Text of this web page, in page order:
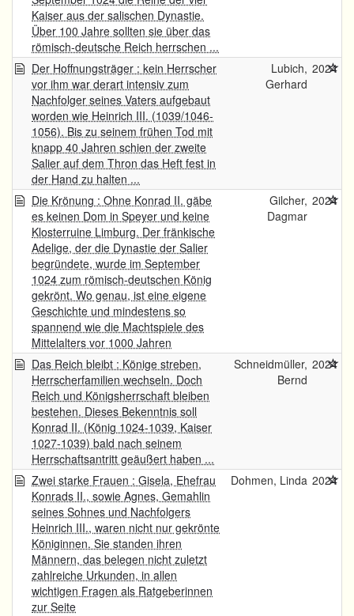
Kaiser aus der salischen Dynastie.
Über 100 Jahre sollten sie über das
römisch-deutsche Reich herrschen ...
Der Hoffnungsträger : kein Herrscher
vor ihm war derart intensiv zum
Nachfolger seines Vaters aufgebaut
worden wie Heinrich III. (1039/1046-
1056). Bis zu seinem frühen Tod mit
knapp 40 Jahren schien der zweite
Salier auf dem Thron das Heft fest in
der Hand zu halten ...
Lubich,
Gerhard
2024
Die Krönung : Ohne Konrad II. gäbe
es keinen Dom in Speyer und keine
Klosterruine Limburg. Der fränkische
Adelige, der die Dynastie der Salier
begründete, wurde im September
1024 zum römisch-deutschen König
gekrönt. Wo genau, ist eine eigene
Geschichte und mindestens so
spannend wie die Machtspiele des
Mittelalters vor 1000 Jahren
Gilcher,
Dagmar
2024
Das Reich bleibt : Könige streben,
Herrscherfamilien wechseln. Doch
Reich und Königsherrschaft bleiben
bestehen. Dieses Bekenntnis soll
Konrad II. (König 1024-1039, Kaiser
1027-1039) bald nach seinem
Herrschaftsantritt geäußert haben ...
Schneidmüller,
Bernd
2024
Zwei starke Frauen : Gisela, Ehefrau
Konrads II., sowie Agnes, Gemahlin
seines Sohnes und Nachfolgers
Heinrich III., waren nicht nur gekrönte
Königinnen. Sie standen ihren
Männern, das belegen nicht zuletzt
zahlreiche Urkunden, in allen
wichtigen Fragen als Ratgeberinnen
zur Seite
Dohmen, Linda 2024